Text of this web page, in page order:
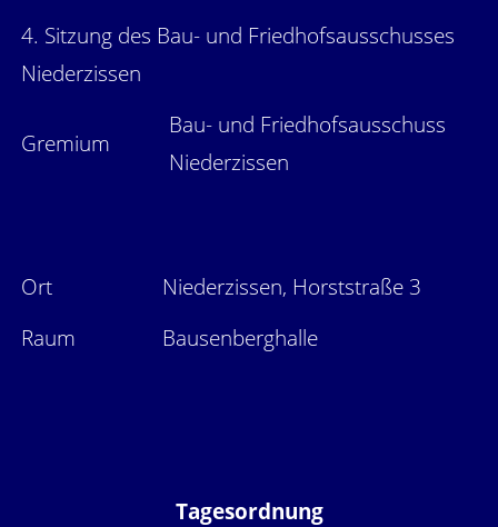
4. Sitzung des Bau- und Friedhofsausschusses
Niederzissen
Gremium
Bau- und Friedhofsausschuss
Niederzissen
Ort
Niederzissen, Horststraße 3
Raum
Bausenberghalle
Tagesordnung